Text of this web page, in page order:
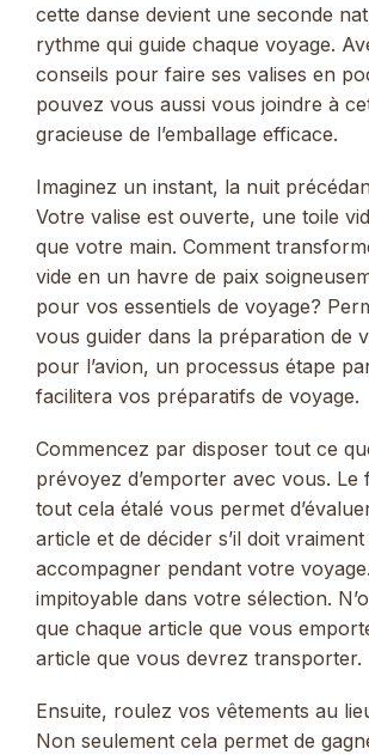
cette danse devient une seconde
rythme qui guide chaque voyage.
conseils pour faire ses valises en
pouvez vous aussi vous joindre à
gracieuse de l’emballage efficace.
Imaginez un instant, la nuit
Votre valise est ouverte, une toile
que votre main. Comment
vide en un havre de paix
pour vos essentiels de voyage?
vous guider dans la préparation de
pour l’avion, un processus étape
facilitera vos préparatifs de voyage.
Commencez par disposer tout ce
prévoyez d’emporter avec vous. Le
tout cela étalé vous permet
article et de décider s’il doit
accompagner pendant votre
impitoyable dans votre sélection.
que chaque article que vous
article que vous devrez transporter.
Ensuite, roulez vos vêtements au
Non seulement cela permet de